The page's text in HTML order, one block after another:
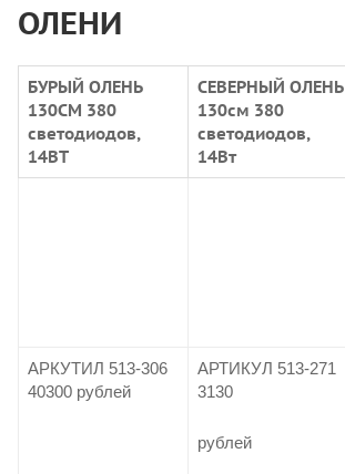
ОЛЕНИ
БУРЫЙ ОЛЕНЬ
130СМ 380
светодиодов,
14ВТ
СЕВЕРНЫЙ ОЛЕНЬ
130см 380
светодиодов,
14Вт
АРКУТИЛ 513-306
40300 рублей
АРТИКУЛ 513-271
3130
рублей